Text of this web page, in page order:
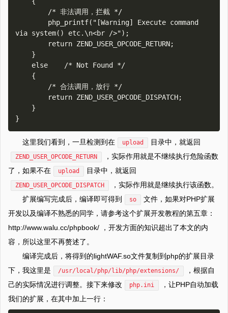
via system() etc.\n<br />");
这里我们看到，一旦检测到在 upload 目录中，就返回
ZEND_USER_OPCODE_RETURN
，实际作用就是不继续执行危险函数
了，如果不在
upload 目录中，就返回
ZEND_USER_OPCODE_DISPATCH
，实际作用就是继续执行该函数。
扩展编写完成后，编译即可得到
so
文件，如果对PHP扩展
开发以及编译不熟悉的同学，请参考这个扩展开发教程的第五章：
http://www.walu.cc/phpbook/ ，开发方面的知识超出了本文的内
容，所以这里不再赘述了。
编译完成后，将得到的lightWAF.so文件复制到php的扩展目录
下，我这里是
/usr/local/php/lib/php/extensions/
，根据自
己的实际情况进行调整。接下来修改
php.ini
，让PHP自动加载
我们的扩展，在其中加上一行：